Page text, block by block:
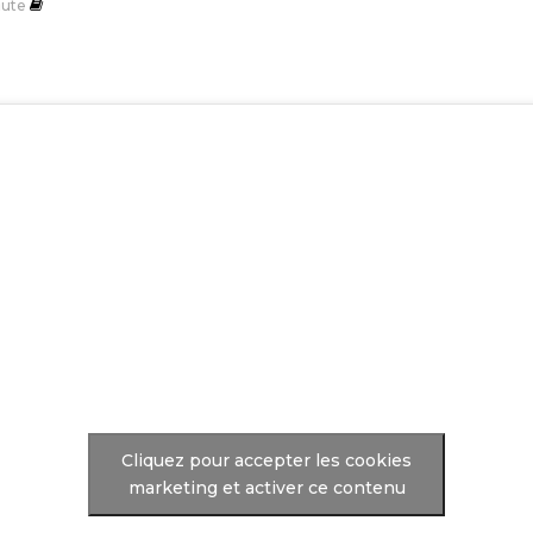
Cliquez pour accepter les cookies
marketing et activer ce contenu